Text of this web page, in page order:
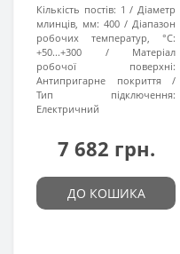
Кількість постів: 1
Діаметр
млинців, мм: 400
Діапазон
робочих температур, °C:
+50...+300
Матеріал
робочої поверхні:
Антипригарне покриття
Тип підключення:
Електричний
7 682 грн.
ДО КОШИКА